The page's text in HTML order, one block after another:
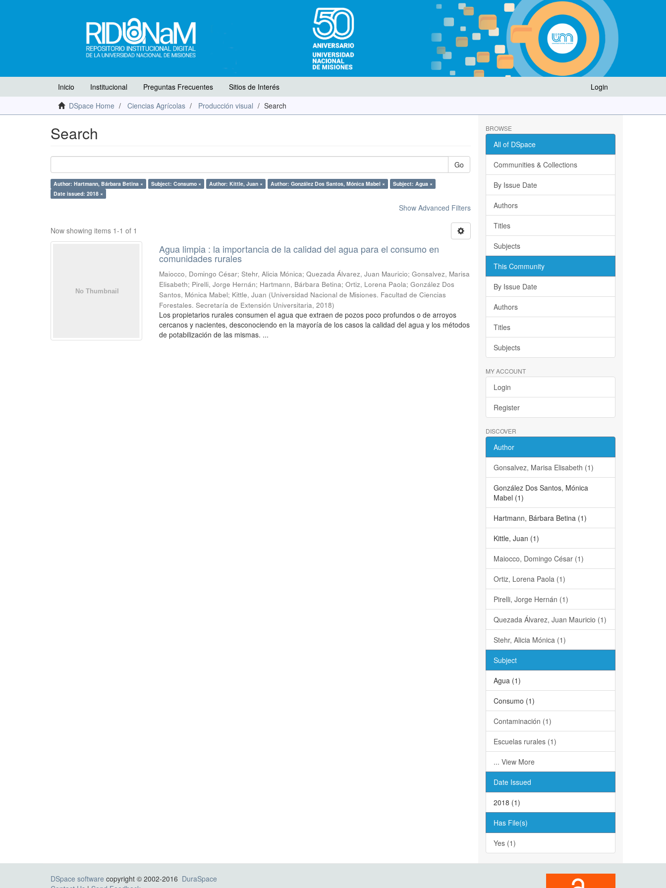
Login
Inicio Institucional Preguntas Frecuentes
Sitios de Interés
DSpace Home
Ciencias Agrícolas Producción visual Search
Search
Go
Author: Hartmann, Bárbara Betina × Subject: Consumo × Author: Kittle, Juan × Author: González Dos Santos, Mónica Mabel ×
Subject: Agua ×
Date issued: 2018 ×
Show Advanced Filters
Now showing items 1-1 of 1
Agua limpia : la importancia de la calidad del agua para el consumo en
comunidades rurales
Maiocco, Domingo César; Stehr, Alicia Mónica; Quezada Álvarez, Juan Mauricio; Gonsalvez, Marisa
Elisabeth; Pirelli, Jorge Hernán; Hartmann, Bárbara Betina; Ortiz, Lorena Paola; González Dos
Santos, Mónica Mabel; Kittle, Juan (Universidad Nacional de Misiones. Facultad de Ciencias
Forestales. Secretaría de Extensión Universitaria,2018)
Los propietarios rurales consumen el agua que extraen de pozos poco profundos o de arroyos
cercanos y nacientes, desconociendo en la mayoría de los casos la calidad del agua y los métodos
de potabilización de las mismas. ...
BROWSE
All of DSpace
Communities & Collections
By Issue Date
Authors
Titles
Subjects
This Community
By Issue Date
Authors
Titles
Subjects
MY ACCOUNT
Login
Register
DISCOVER
Author
Gonsalvez, Marisa Elisabeth (1)
González Dos Santos, Mónica
Mabel (1)
Hartmann, Bárbara Betina (1)
Kittle, Juan (1)
Maiocco, Domingo César (1)
Ortiz, Lorena Paola (1)
Pirelli, Jorge Hernán (1)
Quezada Álvarez, Juan Mauricio (1)
Stehr, Alicia Mónica (1)
Subject
Agua (1)
Consumo (1)
Contaminación (1)
Escuelas rurales (1)
... View More
Date Issued
2018 (1)
Has File(s)
Yes (1)
DSpace software copyright © 2002-2016 DuraSpace